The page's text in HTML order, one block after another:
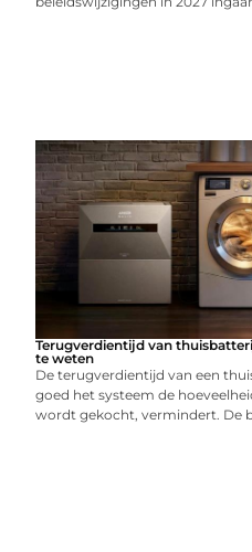
Terugverdientijd van
te weten
De terugverdientijd van een
goed het systeem de
wordt gekocht, vermindert. De